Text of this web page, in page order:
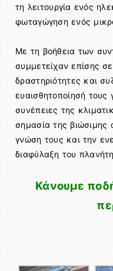
τη λειτουργία ενός
φωταγώγηση ενός
Με τη βοήθεια των
συμμετείχαν επίσης
δραστηριότητες και
ευαισθητοποίησή τους
συνέπειες της
σημασία της βιώσιμης
γνώση τους και την
διαφύλαξη του
Κάνουμε